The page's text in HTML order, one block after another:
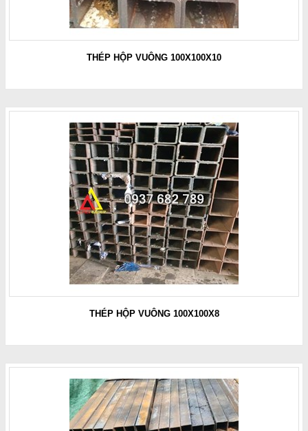
THÉP HỘP VUÔNG 100X100X10
THÉP HỘP VUÔNG 100X100X8